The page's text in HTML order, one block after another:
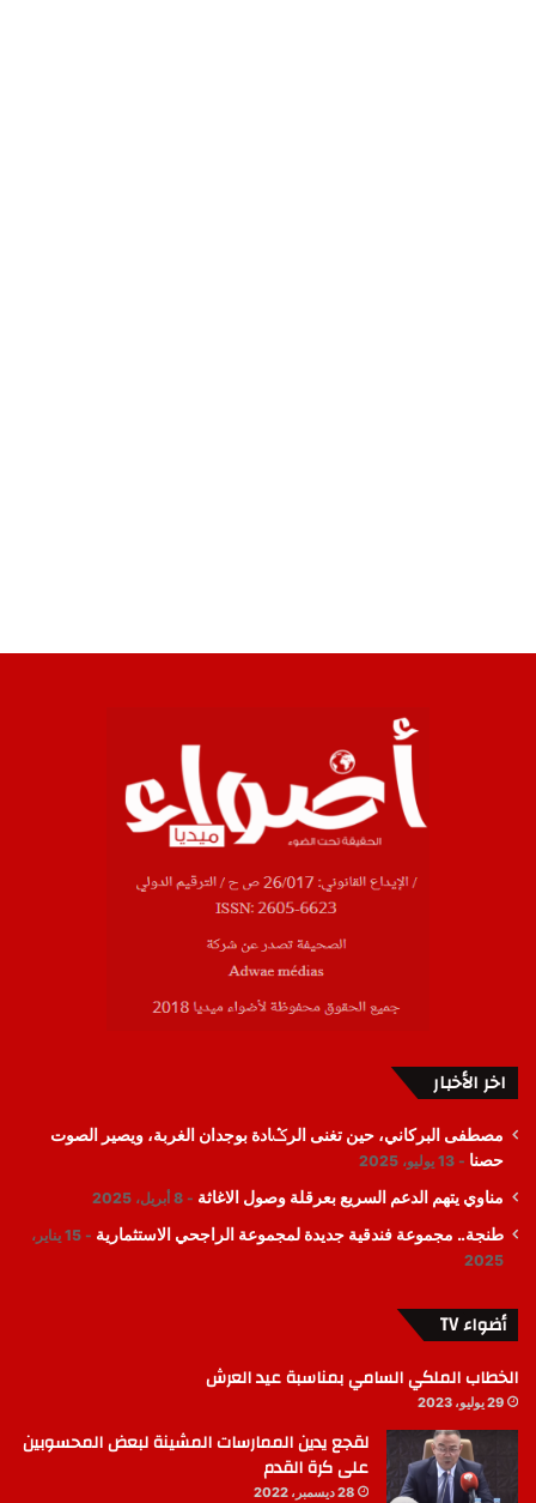
اخر الأخبار
مصطفى البركاني، حين تغنى الرݣادة بوجدان الغربة، ويصير الصوت
حصنا
13 يوليو، 2025
مناوي يتهم الدعم السريع بعرقلة وصول الاغاثة 8 أبريل، 2025
طنجة.. مجموعة فندقية جديدة لمجموعة الراجحي الاستثمارية
15 يناير،
2025
أضواء TV
الخطاب الملكي السامي بمناسبة عيد العرش
29 يوليو، 2023
لقجع يدين الممارسات المشينة لبعض المحسوبين
على كرة القدم
28 ديسمبر، 2022